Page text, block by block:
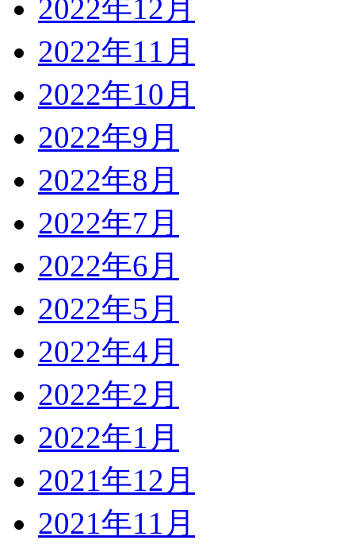
2022年12月
2022年11月
2022年10月
2022年9月
2022年8月
2022年7月
2022年6月
2022年5月
2022年4月
2022年2月
2022年1月
2021年12月
2021年11月